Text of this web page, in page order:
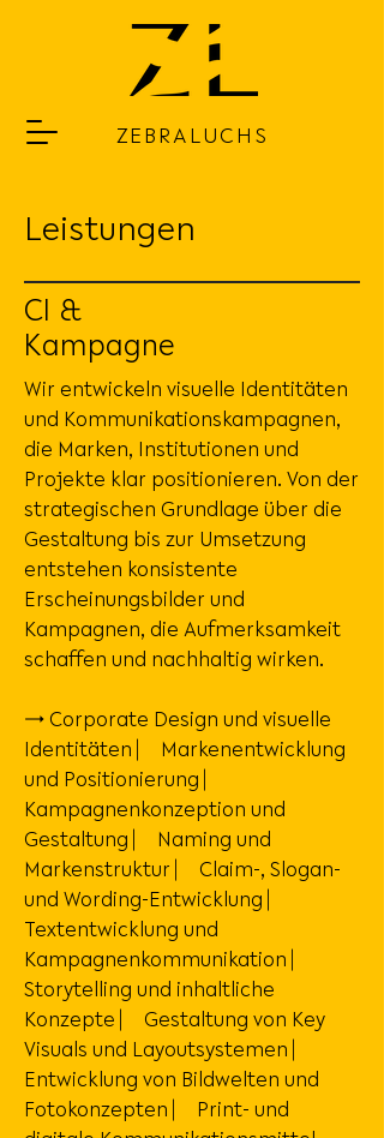
ZEBRALUCHS
Leistungen
CI &
Kampagne
Wir entwickeln visuelle Identitäten
und Kommunikationskampagnen,
die Marken, Institutionen und
Projekte klar positionieren. Von der
strategischen Grundlage über die
Gestaltung bis zur Umsetzung
entstehen konsistente
Erscheinungsbilder und
Kampagnen, die Aufmerksamkeit
schaffen und nachhaltig wirken.
→ Corporate Design und visuelle
Identitäten ⎸ Markenentwicklung
und Positionierung ⎸
Kampagnenkonzeption und
Gestaltung ⎸ Naming und
Markenstruktur ⎸ Claim-, Slogan-
und Wording-Entwicklung ⎸
Textentwicklung und
Kampagnenkommunikation ⎸
Storytelling und inhaltliche
Konzepte ⎸ Gestaltung von Key
Visuals und Layoutsystemen ⎸
Entwicklung von Bildwelten und
Fotokonzepten ⎸ Print- und